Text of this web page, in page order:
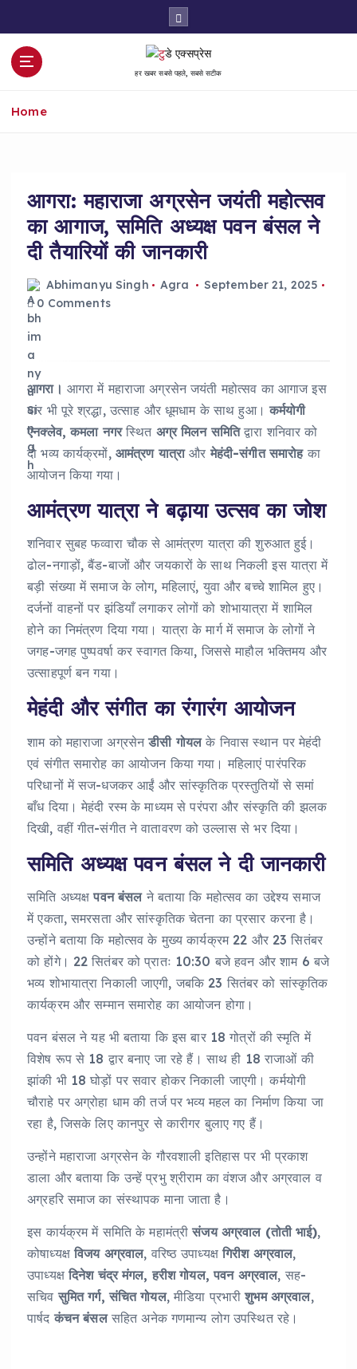
हर खबर सबसे पहले, सबसे सटीक
Home
आगरा: महाराजा अग्रसेन जयंती महोत्सव
का आगाज, समिति अध्यक्ष पवन बंसल ने
दी तैयारियों की जानकारी
Abhimanyu Singh Agra
September 21, 2025
0 Comments
आगरा। आगरा में महाराजा अग्रसेन जयंती महोत्सव का आगाज इस
बार भी पूरे श्रद्धा, उत्साह और धूमधाम के साथ हुआ।कर्मयोगी
एनक्लेव, कमला नगरस्थित अग्र मिलन समितिद्वारा शनिवार को
दो भव्य कार्यक्रमों, आमंत्रण यात्राऔरमेहंदी-संगीत समारोहका
आयोजन किया गया।
आमंत्रण यात्रा ने बढ़ाया उत्सव का जोश
शनिवार सुबह फव्वारा चौक से आमंत्रण यात्रा की शुरुआत हुई।
ढोल-नगाड़ों, बैंड-बाजों और जयकारों के साथ निकली इस यात्रा में
बड़ी संख्या में समाज के लोग, महिलाएं, युवा और बच्चे शामिल हुए।
दर्जनों वाहनों पर झंडियाँ लगाकर लोगों को शोभायात्रा में शामिल
होने का निमंत्रण दिया गया। यात्रा के मार्ग में समाज के लोगों ने
जगह-जगह पुष्पवर्षा कर स्वागत किया, जिससे माहौल भक्तिमय और
उत्साहपूर्ण बन गया।
मेहंदी और संगीत का रंगारंग आयोजन
शाम को महाराजा अग्रसेनडीसी गोयलके निवास स्थान पर मेहंदी
एवं संगीत समारोह का आयोजन किया गया। महिलाएं पारंपरिक
परिधानों में सज-धजकर आईं और सांस्कृतिक प्रस्तुतियों से समां
बाँध दिया। मेहंदी रस्म के माध्यम से परंपरा और संस्कृति की झलक
दिखी, वहीं गीत-संगीत ने वातावरण को उल्लास से भर दिया।
समिति अध्यक्ष पवन बंसल ने दी जानकारी
समिति अध्यक्षपवन बंसलने बताया कि महोत्सव का उद्देश्य समाज
में एकता, समरसता और सांस्कृतिक चेतना का प्रसार करना है।
उन्होंने बताया कि महोत्सव के मुख्य कार्यक्रम 22 और 23 सितंबर
को होंगे। 22 सितंबर को प्रातः 10:30 बजे हवन और शाम 6 बजे
भव्य शोभायात्रा निकाली जाएगी, जबकि 23 सितंबर को सांस्कृतिक
कार्यक्रम और सम्मान समारोह का आयोजन होगा।
पवन बंसल ने यह भी बताया कि इस बार 18 गोत्रों की स्मृति में
विशेष रूप से 18 द्वार बनाए जा रहे हैं। साथ ही 18 राजाओं की
झांकी भी 18 घोड़ों पर सवार होकर निकाली जाएगी। कर्मयोगी
चौराहे पर अग्रोहा धाम की तर्ज पर भव्य महल का निर्माण किया जा
रहा है, जिसके लिए कानपुर से कारीगर बुलाए गए हैं।
उन्होंने महाराजा अग्रसेन के गौरवशाली इतिहास पर भी प्रकाश
डाला और बताया कि उन्हें प्रभु श्रीराम का वंशज और अग्रवाल व
अग्रहरि समाज का संस्थापक माना जाता है।
इस कार्यक्रम में समिति के महामंत्रीसंजय अग्रवाल (तोती भाई),
कोषाध्यक्षविजय अग्रवाल, वरिष्ठ उपाध्यक्षगिरीश अग्रवाल,
उपाध्यक्षदिनेश चंद्र मंगल, हरीश गोयल, पवन अग्रवाल, सह-
सचिवसुमित गर्ग, संचित गोयल, मीडिया प्रभारीशुभम अग्रवाल,
पार्षदकंचन बंसलसहित अनेक गणमान्य लोग उपस्थित रहे।